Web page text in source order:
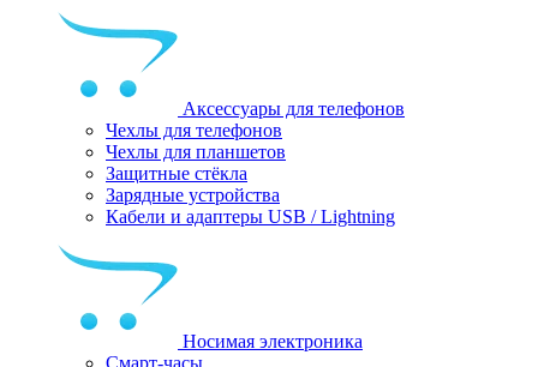
Аксессуары для телефонов
Чехлы для телефонов
Чехлы для планшетов
Защитные стёкла
Зарядные устройства
Кабели и адаптеры USB / Lightning
Носимая электроника
Смарт-часы